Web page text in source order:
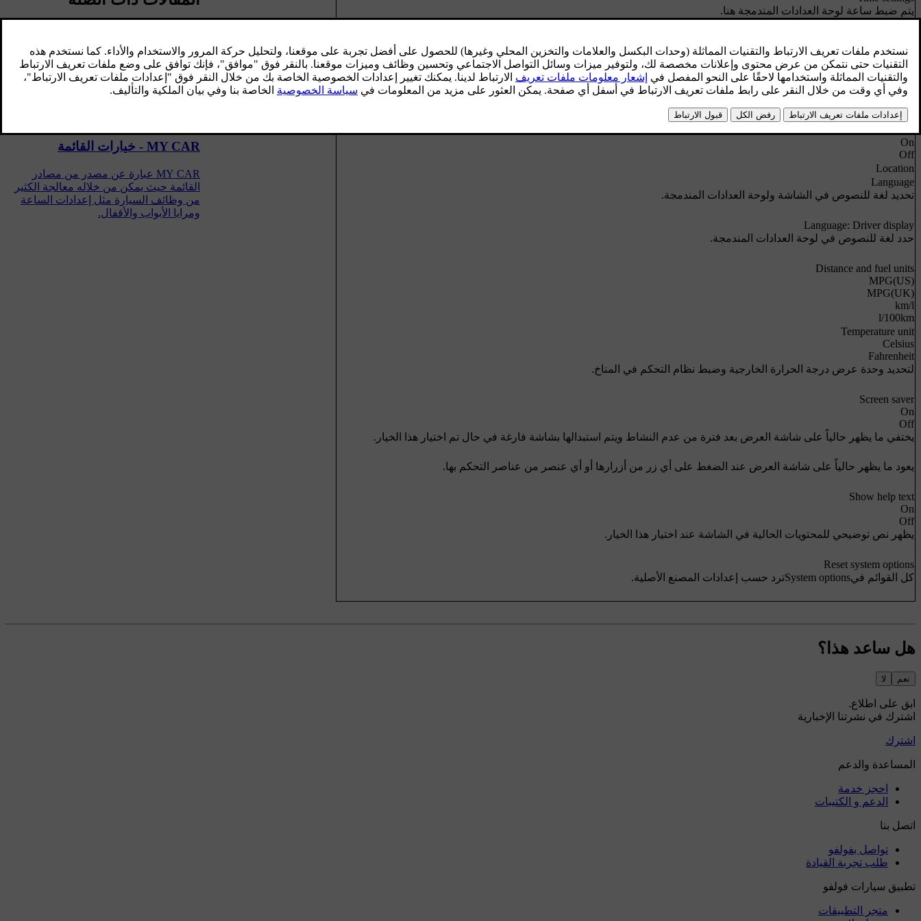
يتم ضبط ساعة لوحة العدادات المندمجة هنا.
On
Off
Summer time
Auto
Off
On
Off
Location
Language
تحديد لغة للنصوص في الشاشة ولوحة العدادات المندمجة.
Language: Driver display
حدد لغة للنصوص في لوحة العدادات المندمجة.
Distance and fuel units
MPG(US)
MPG(UK)
km/l
l/100km
Temperature unit
Celsius
Fahrenheit
لتحديد وحدة عرض درجة الحرارة الخارجية وضبط نظام التحكم في المناخ.
Screen saver
On
Off
يختفي ما يظهر حالياً على شاشة العرض بعد فترة من عدم النشاط ويتم استبدالها بشاشة فارغة في حال تم اختيار هذا الخيار.
يعود ما يظهر حالياً على شاشة العرض عند الضغط على أي زر من أزرارها أو أي عنصر من عناصر التحكم بها.
Show help text
On
Off
يظهر نص توضيحي للمحتويات الحالية في الشاشة عند اختيار هذا الخيار.
Reset system options
كل القوائم فيSystem optionsترد حسب إعدادات المصنع الأصلية.
MY CAR
MY CAR عبارة عن مصدر قائمة يتحكم في
العديد من وظائف السيارة، مثل وظيفة City
Safety™ والأقفال والإنذار وسرعة المروحة
MY CAR - خيارات القائمة
MY CAR عبارة عن مصدر من مصادر
القائمة حيث يمكن من خلاله معالجة الكثير
من وظائف السيارة مثل إعدادات الساعة
ومرايا الأبواب والأقفال.
هل ساعد هذا؟
نعم لا